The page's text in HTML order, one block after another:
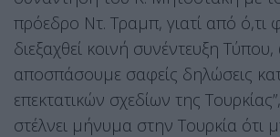
πρόεδρο Ντ. Τραμπ, γιατί από ό,τι
διεξαχθεί κοινή συνέντευξη
αποσπάσουμε σαφείς δηλώσεις
επεκτατικών σχεδίων της
στέλνει μήνυμα στην Τουρκία ότι